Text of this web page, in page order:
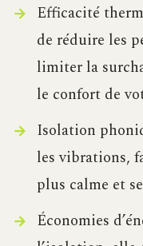
Efficacité
de réduire les
limiter la
le confort de
Isolation
les vibrations,
plus calme et
Économies